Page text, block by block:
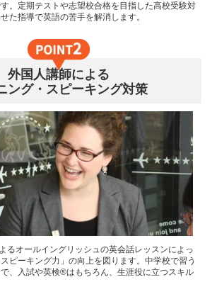
。定期テストや志望校合格を目指した高校受験対
た指導で英語の苦手を解消します。
外国人講師による
ング・スピーキング対策
るオールイングリッシュの英会話レッスンによっ
ピーキング力」の向上を図ります。中学校で習う
、入試や英検®はもちろん、生涯役に立つスキル